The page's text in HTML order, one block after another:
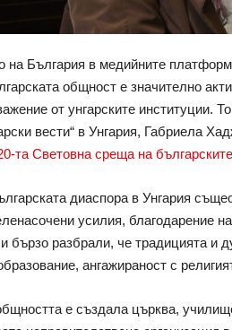
на България в медийните
общност е значително
от унгарските институции.
вести“ в Унгария, Габриела
та Световна среща на
диаспора в Унгария
усилия, благодарение
бързо разбрали, че традицията и
ангажираност с
е създала църква,